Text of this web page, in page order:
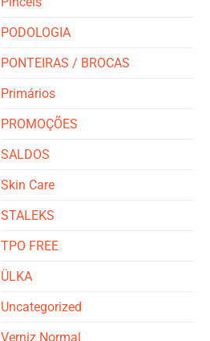
PODOLOGIA
PONTEIRAS / BROCAS
Primários
PROMOÇÕES
SALDOS
Skin Care
STALEKS
TPO FREE
ÜLKA
Uncategorized
Verniz Normal